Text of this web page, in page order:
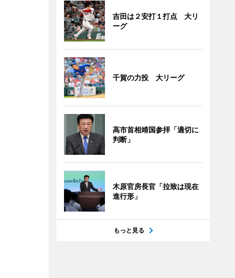
吉田は２安打１打点 大リ
ーグ
千賀の力投 大リーグ
高市首相靖国参拝「適切に
判断」
木原官房長官「拉致は現在
進行形」
もっと見る